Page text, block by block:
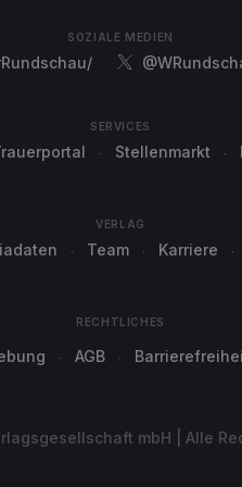
SOZIALE MEDIEN
SERVICES
Stellenmarkt
VERLAG
Team Karriere
RECHTLICHES
AGB
mbH | Alle